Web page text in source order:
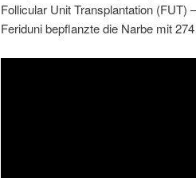
Follicular Unit Transplantation (FUT)
Feriduni bepflanzte die Narbe mit